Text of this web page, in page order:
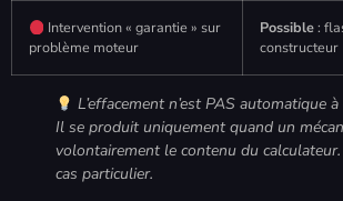
Intervention « garantie » sur
problème moteur
Possible:
constructeur
L’effacement n’est PAS automatique
Il se produit uniquement quand un
volontairement le contenu du
cas particulier.